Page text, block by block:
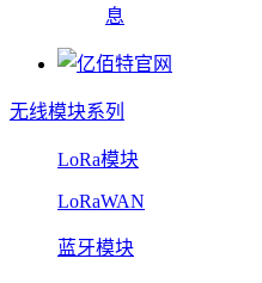
息
无线模块系列
LoRa模块
LoRaWAN
蓝牙模块